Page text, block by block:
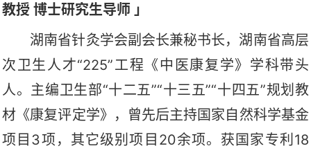
教授 博士研究生导师 」
湖南省针灸学会副会长兼秘书长，湖南省高层
次卫生人才“225”工程《中医康复学》学科带头
人。主编卫生部“十二五”“十三五”“十四五”规划教
材《康复评定学》，曾先后主持国家自然科学基金
项目3项，其它级别项目20余项。获国家专利18